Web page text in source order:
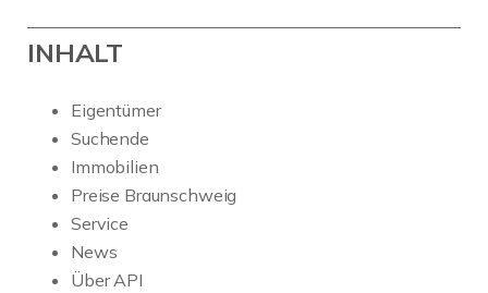
INHALT
Eigentümer
Suchende
Immobilien
Preise Braunschweig
Service
News
Über API